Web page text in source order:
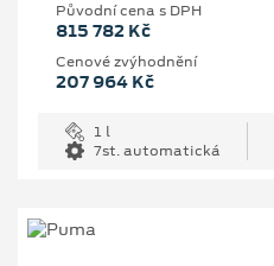
Původní cena s DPH
815 782 Kč
Cenové zvýhodnění
207 964 Kč
1 l
7st. automatická